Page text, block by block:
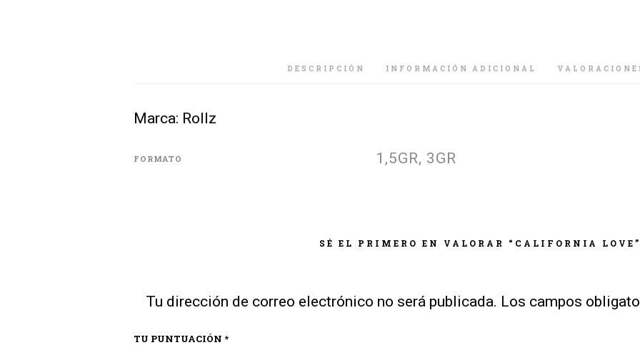
DESCRIPCIÓN INFORMACIÓN ADICIONAL
Marca: Rollz
FORMATO 1,5GR, 3GR
SÉ EL PRIMERO EN VALORAR “CALIFORNIA LOVE”
Tu dirección de correo electrónico no será publicada. Los campos
TU PUNTUACIÓN *